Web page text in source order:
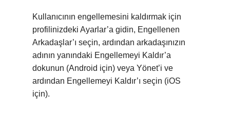
Kullanıcının engellemesini kaldırmak için
profilinizdeki Ayarlar’a gidin, Engellenen
Arkadaşlar’ı seçin, ardından arkadaşınızın
adının yanındaki Engellemeyi Kaldır’a
dokunun (Android için) veya Yönet’i ve
ardından Engellemeyi Kaldır’ı seçin (iOS
için).